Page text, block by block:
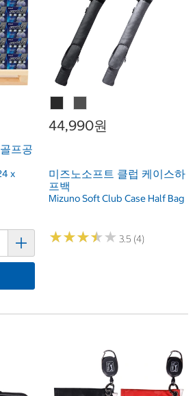
프공
x
44,990원
미즈노소프트 클럽 케이스하
프백
Mizuno Soft Club Case Half Bag
★★★★★
★★★★★ 3.5 (4)